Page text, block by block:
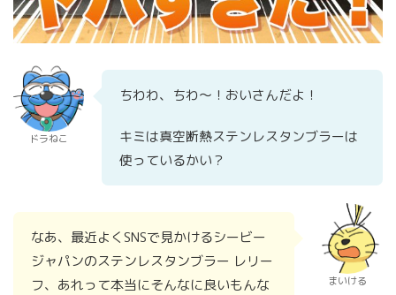
ドラねこ
ちわわ、ちわ～！おいさんだよ！
キミは真空断熱ステンレスタンブラーは
使っているかい？
なあ、最近よくSNSで見かけるシービー
ジャパンのステンレスタンブラー レリー
フ、あれって本当にそんなに良いもんな
まいける